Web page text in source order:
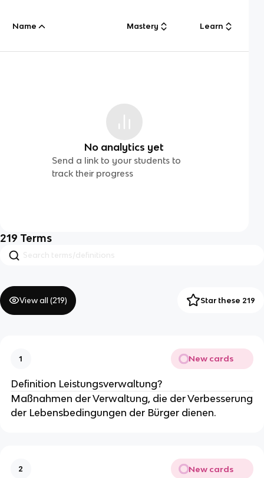
Name Mastery Learn
No analytics yet
Send a link to your students to
track their progress
219 Terms
View all (219) Star these 219
1 New cards
Definition Leistungsverwaltung?
Maßnahmen der Verwaltung, die der Verbesserung
der Lebensbedingungen der Bürger dienen.
2 New cards